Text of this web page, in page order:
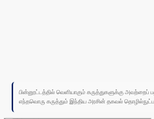
பின்னூட்டத்தில் வெளியாகும் கருத்துகளுக்கு அவற்றைப்
எந்தவொரு கருத்தும் இந்திய அரசின் தகவல்